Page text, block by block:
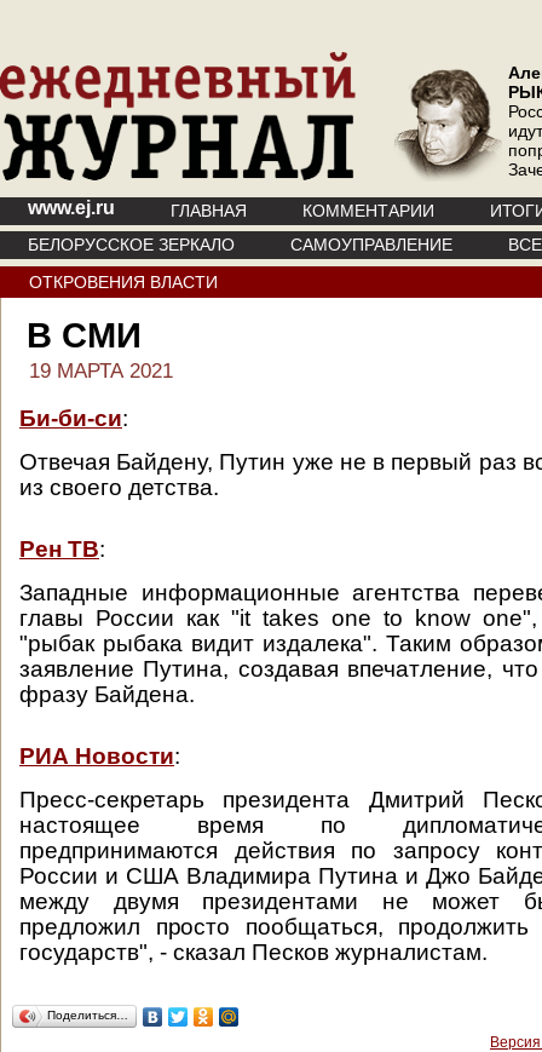
www.ej.ru ГЛАВНАЯ КОММЕНТАРИИ
БЕЛОРУССКОЕ ЗЕРКАЛО
САМОУПРАВЛЕНИЕ
ОТКРОВЕНИЯ ВЛАСТИ
В СМИ
19 МАРТА 2021
Би-би-си:
Отвечая Байдену, Путин уже не в первый раз
из своего детства.
Рен ТВ:
Западные информационные агентства
главы России как "it takes one to know one",
"рыбак рыбака видит издалека". Таким
заявление Путина, создавая впечатление,
фразу Байдена.
РИА Новости:
Пресс-секретарь президента Дмитрий
настоящее время по
предпринимаются действия по запросу
России и США Владимира Путина и Джо
между двумя президентами не может
предложил просто пообщаться, продолжить
государств", - сказал Песков журналистам.
Поделиться…